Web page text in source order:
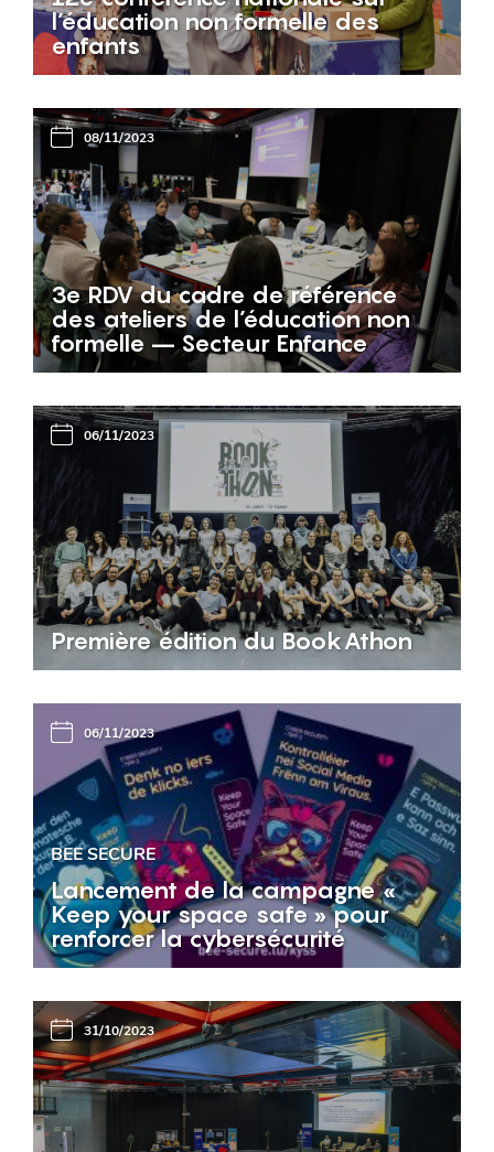
l’éducation non formelle des
enfants
08/11/2023
3e RDV du cadre de référence
des ateliers de l’éducation non
formelle – Secteur Enfance
06/11/2023
Première édition du BookAthon
06/11/2023
BEE SECURE
Lancement de la campagne «
Keep your space safe » pour
renforcer la cybersécurité
31/10/2023